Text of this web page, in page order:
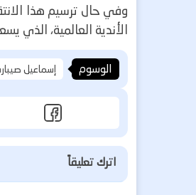
وفي حال ترسيم هذا
الأندية العالمية، الذي
الوسوم إسماعيل
اترك تعليقاً